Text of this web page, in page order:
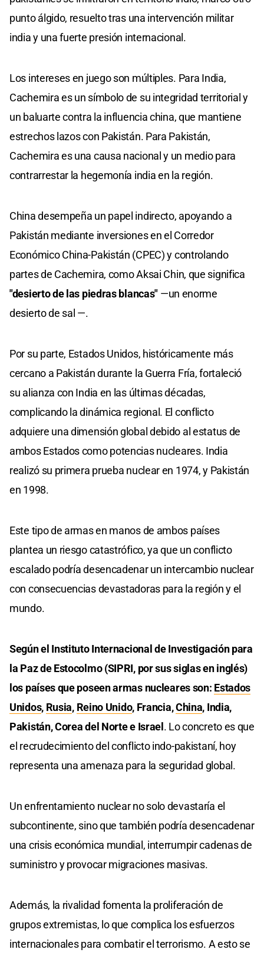
punto álgido, resuelto tras una intervención militar
india y una fuerte presión internacional.
Los intereses en juego son múltiples. Para India,
Cachemira es un símbolo de su integridad territorial y
un baluarte contra la influencia china, que mantiene
estrechos lazos con Pakistán. Para Pakistán,
Cachemira es una causa nacional y un medio para
contrarrestar la hegemonía india en la región.
China desempeña un papel indirecto, apoyando a
Pakistán mediante inversiones en el Corredor
Económico China-Pakistán (CPEC) y controlando
partes de Cachemira, como Aksai Chin, que significa
"desierto de las piedras blancas" —un enorme
desierto de sal —.
Por su parte, Estados Unidos, históricamente más
cercano a Pakistán durante la Guerra Fría, fortaleció
su alianza con India en las últimas décadas,
complicando la dinámica regional. El conflicto
adquiere una dimensión global debido al estatus de
ambos Estados como potencias nucleares. India
realizó su primera prueba nuclear en 1974, y Pakistán
en 1998.
Este tipo de armas en manos de ambos países
plantea un riesgo catastrófico, ya que un conflicto
escalado podría desencadenar un intercambio nuclear
con consecuencias devastadoras para la región y el
mundo.
Según el Instituto Internacional de Investigación para
la Paz de Estocolmo (SIPRI, por sus siglas en inglés)
los países que poseen armas nucleares son: Estados
Unidos, Rusia, Reino Unido, Francia,China, India,
Pakistán, Corea del Norte e Israel. Lo concreto es que
el recrudecimiento del conflicto indo-pakistaní, hoy
representa una amenaza para la seguridad global.
Un enfrentamiento nuclear no solo devastaría el
subcontinente, sino que también podría desencadenar
una crisis económica mundial, interrumpir cadenas de
suministro y provocar migraciones masivas.
Además, la rivalidad fomenta la proliferación de
grupos extremistas, lo que complica los esfuerzos
internacionales para combatir el terrorismo. A esto se